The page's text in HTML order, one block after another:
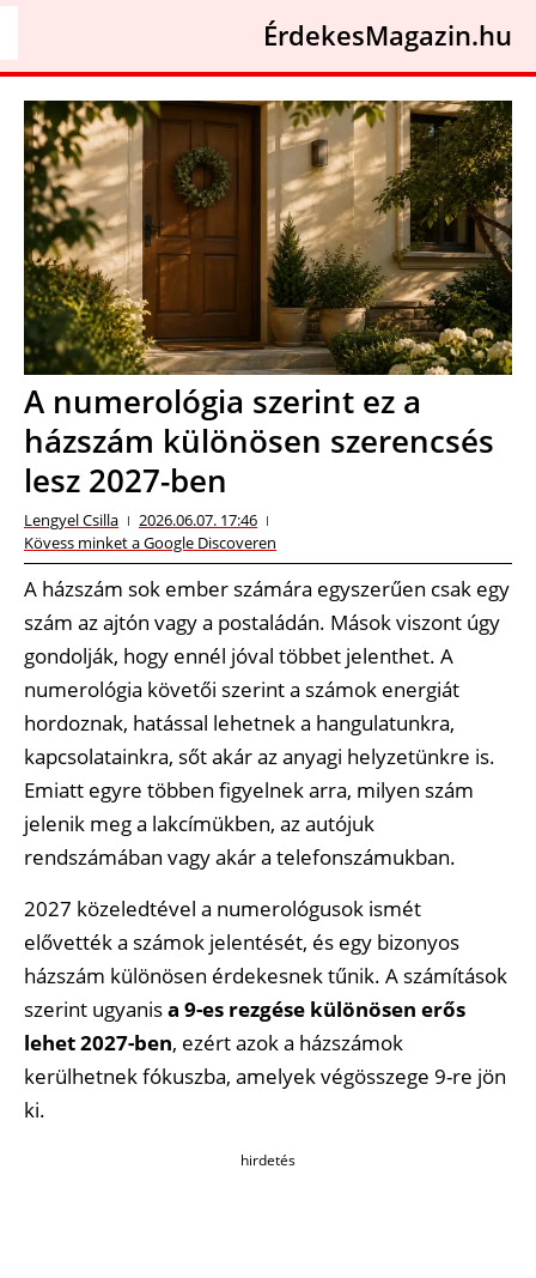
ÉrdekesMagazin.hu
A numerológia szerint ez a
házszám különösen szerencsés
lesz 2027-ben
Lengyel Csilla
2026.06.07. 17:46
Kövess minket a Google Discoveren
A házszám sok ember számára egyszerűen csak egy
szám az ajtón vagy a postaládán. Mások viszont úgy
gondolják, hogy ennél jóval többet jelenthet. A
numerológia követői szerint a számok energiát
hordoznak, hatással lehetnek a hangulatunkra,
kapcsolatainkra, sőt akár az anyagi helyzetünkre is.
Emiatt egyre többen figyelnek arra, milyen szám
jelenik meg a lakcímükben, az autójuk
rendszámában vagy akár a telefonszámukban.
2027 közeledtével a numerológusok ismét
elővették a számok jelentését, és egy bizonyos
házszám különösen érdekesnek tűnik. A számítások
szerint ugyanisa 9-es rezgése különösen erős
lehet 2027-ben, ezért azok a házszámok
kerülhetnek fókuszba, amelyek végösszege 9-re jön
ki.
hirdetés